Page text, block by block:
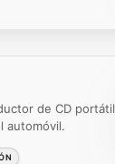
de CD portátil
automóvil.